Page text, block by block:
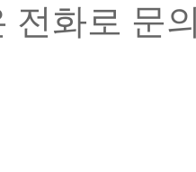
전화로 문